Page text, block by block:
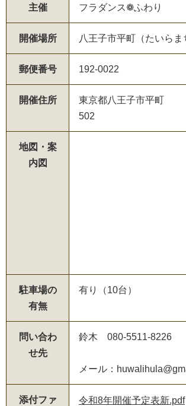
主催 フラダンス❁ふわり
開催場所 八王子市平町（たいらま
郵便番号 192-0022
開催住所
東京都八王子市平町
502
地図・案
内図
駐車場の
有無
有り（10台）
問い合わ
せ先
鈴木 080-5511-8226
メール：
添付ファ
令和8年開催予定表新.pdf